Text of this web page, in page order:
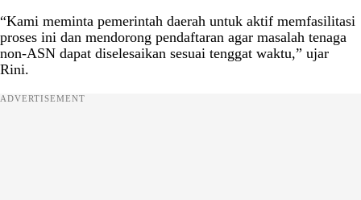
“Kami meminta pemerintah daerah untuk aktif memfasilitasi
proses ini dan mendorong pendaftaran agar masalah tenaga
non-ASN dapat diselesaikan sesuai tenggat waktu,” ujar
Rini.
ADVERTISEMENT